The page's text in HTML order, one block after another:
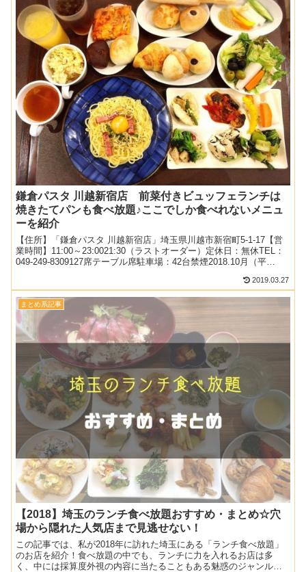
鎌倉パスタ 川越新宿店 前菜付きビュッフェランチは
焼きたてパンも食べ放題♪ここでしか食べれないメニュ
ーを紹介
【住所】「鎌倉パスタ 川越新宿店」埼玉県川越市新宿町5-1-17【営
業時間】11:00～23:0021:30（ラストオーダー）定休日：無休TEL：
049-249-8309127席テーブル席駐車場：42台禁煙2018.10月（平
2019.03.27
まとめ系記事
【2018】埼玉のランチ食べ放題おすすめ・まとめ☆穴
場から隠れた人気店まで見逃せない！
この記事では、私が2018年に訪れた埼玉にある「ランチ食べ放題」
のお店を紹介！食べ放題の中でも、ランチに力を入れるお店は多
く、中には採算度外視の内容に当たることもある魅惑のジャンルで